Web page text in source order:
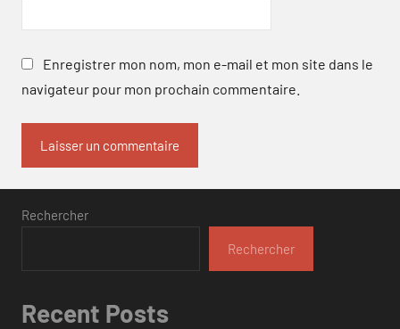
Enregistrer mon nom, mon e-mail et mon site dans le
navigateur pour mon prochain commentaire.
Rechercher
Rechercher
Recent Posts